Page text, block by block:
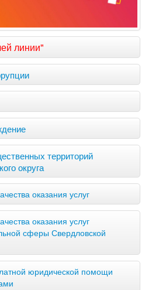
линии"
территорий
округа
оказания услуг
оказания услуг
сферы Свердловской
юридической помощи